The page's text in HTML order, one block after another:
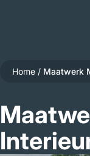
Home / Maatwerk